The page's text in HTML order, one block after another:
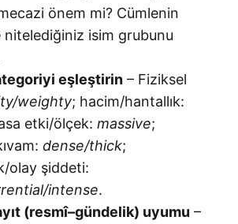
önem mi? Cümlenin
nitelediğiniz isim grubunu
eşleştirin – Fiziksel
weighty; hacim/hantallık:
etki/ölçek: massive;
dense/thick;
olay şiddeti:
intense.
(resmî–gündelik) uyumu –